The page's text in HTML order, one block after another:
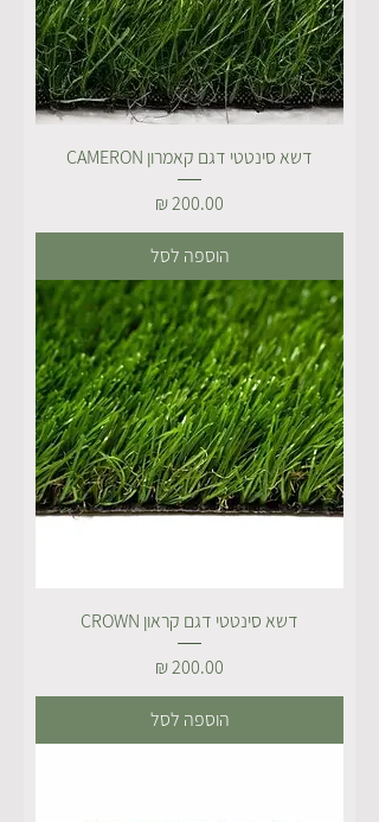
דשא סינטטי דגם קאמרון CAMERON
מחיר
הוספה לסל
דשא סינטטי דגם קראון CROWN
מחיר
הוספה לסל